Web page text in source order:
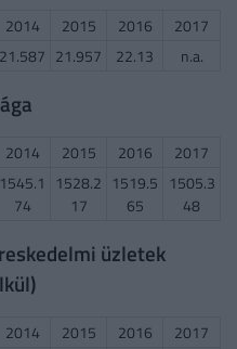
2014 2015 2016
2017
21.587 21.957 22.13 n.a.
2014 2015 2016
2017
1545.1
74
1528.2
17
1519.5
65
1505.3
48
üzletek
2014 2015 2016
2017